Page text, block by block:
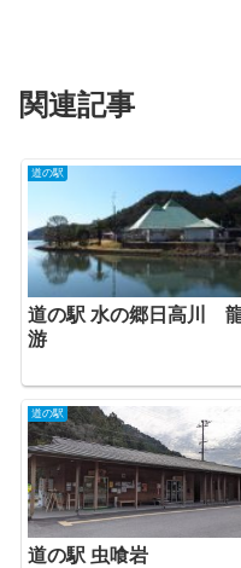
関連記事
道の駅
道の駅 水の郷日高川
游
道の駅
道の駅 虫喰岩